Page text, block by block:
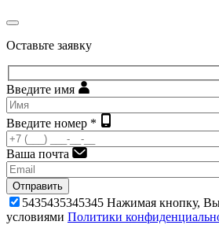
Оставьте заявку
Введите имя
Введите номер *
Ваша почта
Отправить
5435435345345 Нажимая кнопку, Вы
условиями Политики